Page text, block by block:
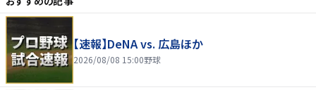
【速報】DeNA vs. 広島ほか
2026/08/08 15:00野球